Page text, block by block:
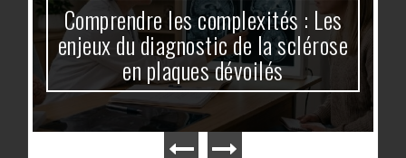
Comprendre les complexités : Les
enjeux du diagnostic de la sclérose
en plaques dévoilés